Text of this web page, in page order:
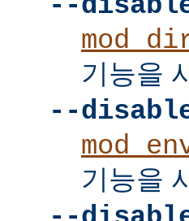
기능을
--
기능을